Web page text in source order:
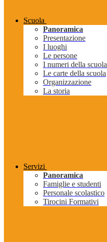
Scuola
Panoramica
Presentazione
I luoghi
Le persone
I numeri della scuola
Le carte della scuola
Organizzazione
La storia
Servizi
Panoramica
Famiglie e studenti
Personale scolastico
Tirocini Formativi